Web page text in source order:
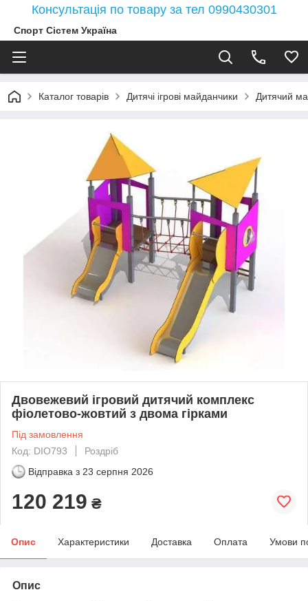
Консультація по товару за тел 0990430301
Спорт Сістем Україна
Каталог товарів Дитячі ігрові майданчики Дитячий
Двовежевий ігровий дитячий комплекс
фіолетово-жовтий з двома гірками
Під замовлення
Код: DIO793
Роздріб
Відправка з 23 серпня 2026
120 219 ₴
Опис Характеристики Доставка Оплата Умови
Опис